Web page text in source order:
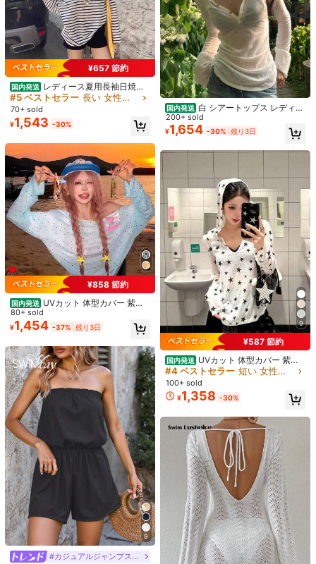
#ハイウエストビキニ
Swim Vcay 無地ビキニセット ビー
チ/リゾート向け
#1 ベストセラー
売り切れ間近！
#1 ベストセラー バンドゥ 女性のビキニセット
売り切れ間近！
#1 ベストセラー バンドゥ 女性のビキニセット
売り切れ間近！
#1 ベストセラー
売り切れ間近！
2.8k+ sold (1000+)
¥836 -24% 概算
#ハイウエストビキニ
DAZY ドロップショルダー サマーカ
バーアップ ビーチウェア レディース
バケーション
#2 ベストセラー ドローストリング 女性用のカバーアップ
売り切れ間近！
#2 ベストセラー ドローストリング 女性用のカバーアップ
売り切れ間近！
#2 ベストセラー ドローストリング 女性用のカバーアップ
売り切れ間近！
#2 ベストセラー ドローストリング 女性用のカバーアップ
売り切れ間近！
1.7k+ sold (1000+)
¥1,009 概算
7
レディース 新作 ヨーロッパ&アメリ
カンスタイル ビキニセット バケーシ
ョン ビーチ ブラック サマー リゾー
トウェア
#2 ベストセラー ニット生地 女性のビキニセット
高リピート率
#2 ベストセラー ニット生地 女性のビキニセット
高リピート率
#2 ベストセラー ニット生地 女性のビキニセット
高リピート率
#2 ベストセラー ニット生地 女性のビキニセット
高リピート率
1.3k+ sold (1000+)
¥885 -24% 概算
Swim SXY
Swim SXY 夏のビーチ用 トライアン
グルビキニ ホルターネック テキスチ
ャー加工 バインディングトリム
売り切れ間近！
2.7k+ sold
(1000+)
¥1,087 -5% 概算
¥657 節約
国内発送 レディース夏用長袖日焼け
防止カバーアップTシャツ、ゆった
りストライプオフショルダートップ
通気性 ゆったり 動きやすい 軽量 薄
手 ボイル シワになりにくい 通気性
プルでコーデしやすい シワになりに
くく洗濯簡単 レディース UVカット
トップス 防シワ コンパクト 旅行 ド
ット トップス シアー トップス 夏
服 オフショル ロンt レース トップ
ス beach outfit for women らっしゅ
かーど レディース リゾートワンピ
かーでぃがん レディース summer
outfit for women 水着 羽織 サマーニ
ット あみあみ トップス カーディガ
ン 薄手 サマーニット
#5 ベストセラー 長い 女性用のカバーアップ
70+ sold
¥1,543 -30%
¥858 節約
国内発送 UVカット 体型カバー 紫外
線対策 日焼け止め ドット みんとぐ
りーん2026夏新作 シアー薄手 長袖
Tシャツ UVカット ゆったりシルエ
リートカジュアル トップス 水着ラッ
シュガード
80+ sold
¥1,454 -37% 残り3日
9
#カジュアルジャンプスーツ
国内発送 白 シアートップス レディー
ス 長袖 韓国風 フード付き 着痩せ 微
透け UV対策 フェミニン カジュアル
上衣
200+ sold
¥1,654 -30% 残り3日
9
¥587 節約
国内発送 UVカット 体型カバー 紫外
線対策 日焼け止め 2026夏新作 星柄
総柄 パーカー 長袖Tシャツ Vネック
シアー薄手 日差しカット 体型カバー
着痩せ Y2K ミレニアル ギャル風 ス
#4 ベストセラー 短い 女性用のカバーアップ
100+ sold
¥1,358 -30%